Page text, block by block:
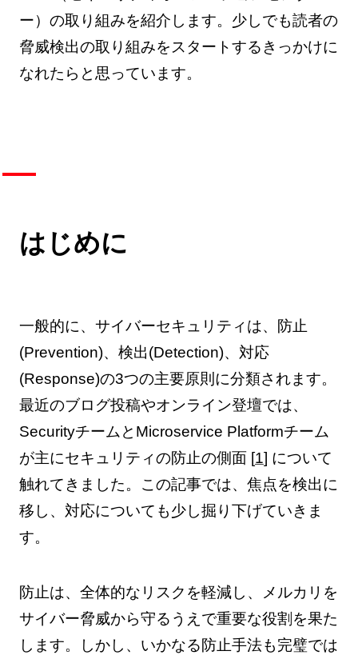
ー）の取り組みを紹介します。少しでも読者の
脅威検出の取り組みをスタートするきっかけに
なれたらと思っています。
はじめに
一般的に、サイバーセキュリティは、防止
(Prevention)、検出(Detection)、対応
(Response)の3つの主要原則に分類されます。
最近のブログ投稿やオンライン登壇では、
SecurityチームとMicroservice Platformチーム
が主にセキュリティの防止の側面 [1] について
触れてきました。この記事では、焦点を検出に
移し、対応についても少し掘り下げていきま
す。
防止は、全体的なリスクを軽減し、メルカリを
サイバー脅威から守るうえで重要な役割を果た
します。しかし、いかなる防止手法も完璧では